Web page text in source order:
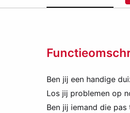
Ben jij een handige
Los jij problemen op
Ben jij iemand die